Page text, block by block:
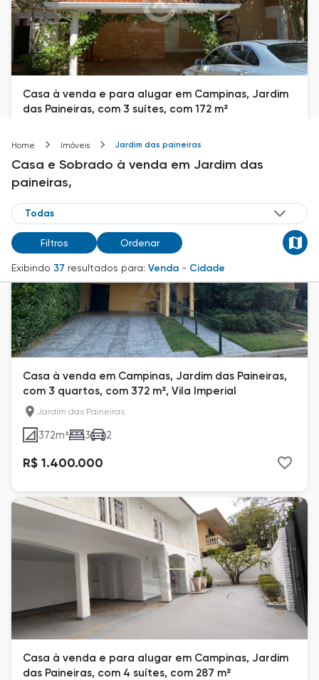
Home Imóveis Jardim das paineiras
Casa e Sobrado à venda em Jardim das
paineiras,
Filtros Ordenar
Exibindo 37 resultados para: Venda - Cidade
Casa à venda e para alugar em Campinas, Jardim
das Paineiras, com 3 suítes, com 172 m²
R$ 2.400.000
Casa à venda em Campinas, Jardim das Paineiras,
com 3 quartos, com 372 m², Vila Imperial
Jardim das Paineiras
372m² 3 2
R$ 1.400.000
Casa à venda e para alugar em Campinas, Jardim
das Paineiras, com 4 suítes, com 287 m²